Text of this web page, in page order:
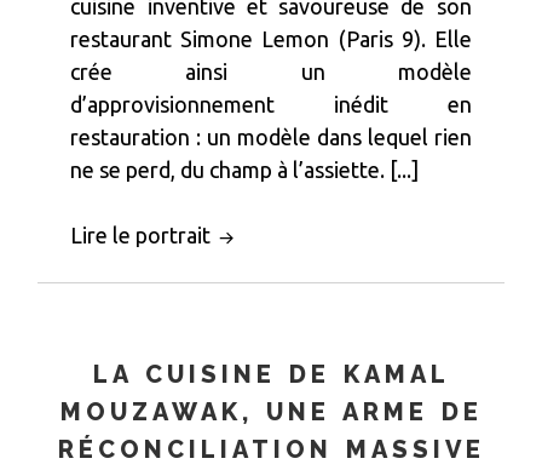
cuisine inventive et savoureuse de son
restaurant Simone Lemon (Paris 9). Elle
crée ainsi un modèle
d’approvisionnement inédit en
restauration : un modèle dans lequel rien
ne se perd, du champ à l’assiette. [...]
Lire le portrait
LA CUISINE DE KAMAL
MOUZAWAK, UNE ARME DE
RÉCONCILIATION MASSIVE